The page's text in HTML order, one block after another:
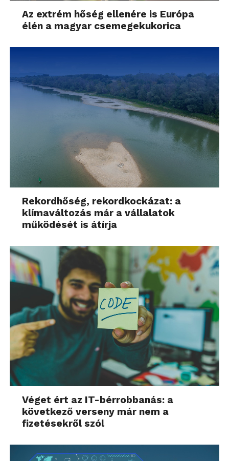
Az extrém hőség ellenére is Európa
élén a magyar csemegekukorica
Rekordhőség, rekordkockázat: a
klímaváltozás már a vállalatok
működését is átírja
Véget ért az IT-bérrobbanás: a
következő verseny már nem a
fizetésekről szól